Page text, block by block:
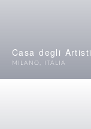
Casa degli Artisti
MILANO , ITALIA